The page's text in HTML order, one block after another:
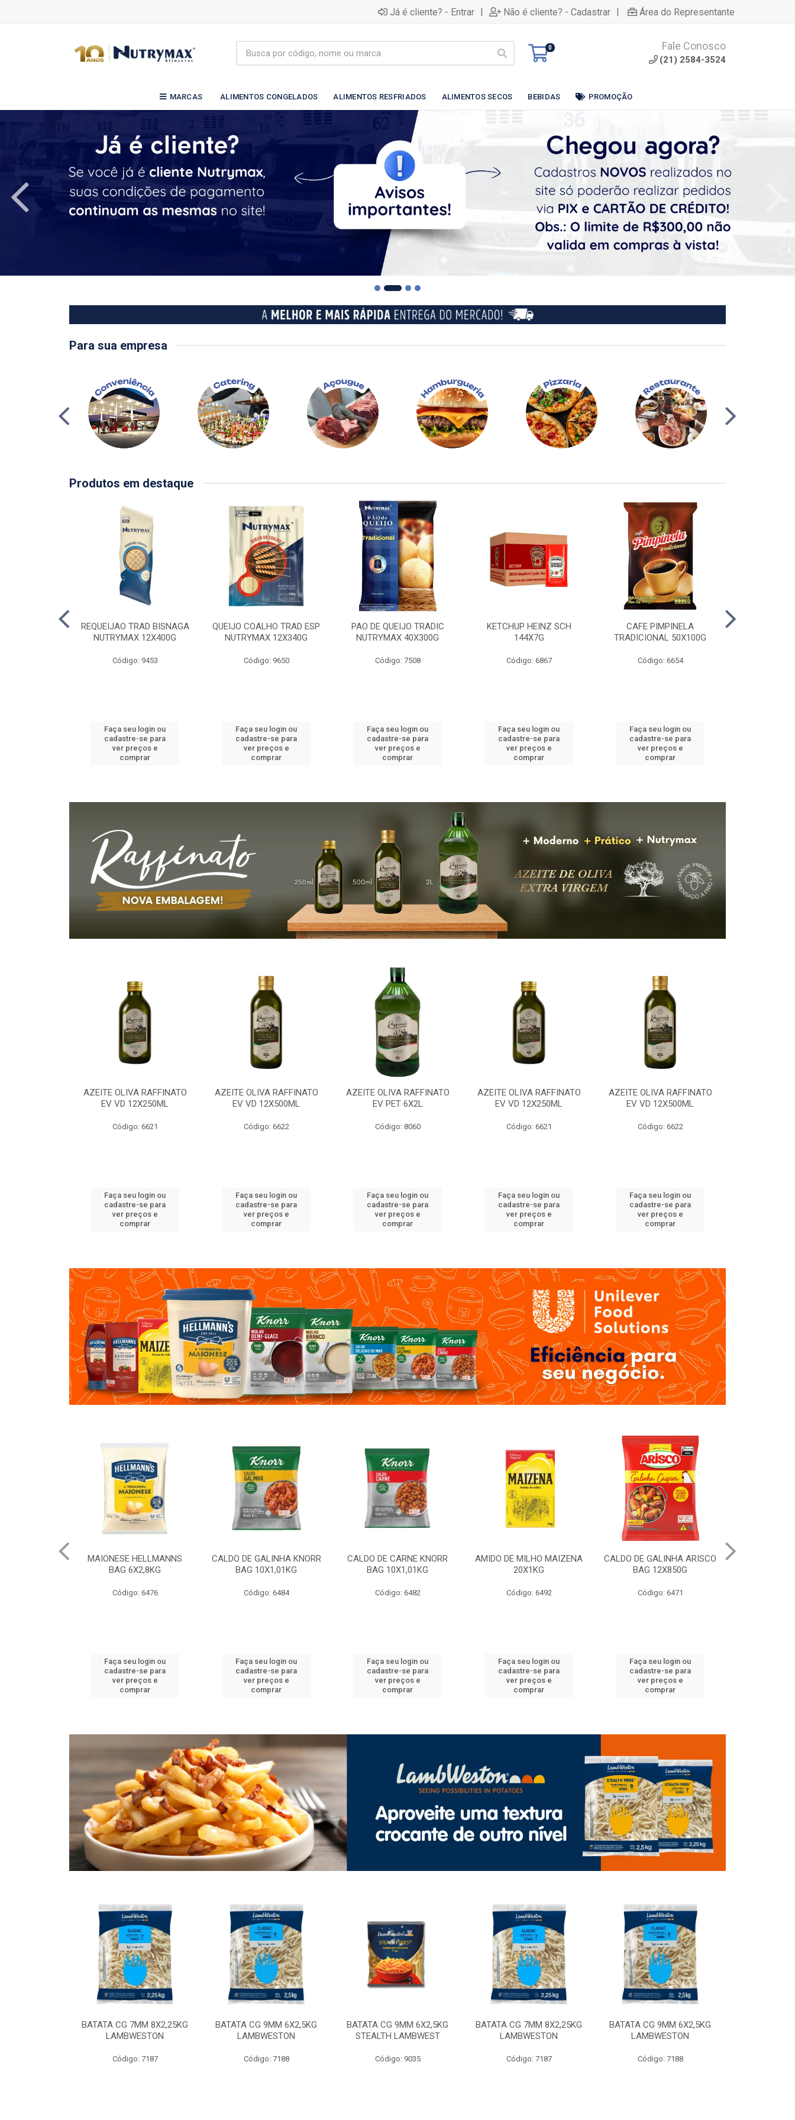
Já é cliente? - Entrar | Não é cliente? - Cadastrar | Área do Representante
0 Fale Conosco
(21) 2584-3524
MARCAS ALIMENTOS CONGELADOS ALIMENTOS RESFRIADOS ALIMENTOS SECOS BEBIDAS PROMOÇÃO
Para sua empresa
Produtos em destaque
REQUEIJAO TRAD BISNAGA
NUTRYMAX 12X400G
Código: 9453
Faça seu login ou
cadastre-se para
ver preços e
comprar
QUEIJO COALHO TRAD ESP
NUTRYMAX 12X340G
Código: 9650
Faça seu login ou
cadastre-se para
ver preços e
comprar
PAO DE QUEIJO TRADIC
NUTRYMAX 40X300G
Código: 7508
Faça seu login ou
cadastre-se para
ver preços e
comprar
KETCHUP HEINZ SCH
144X7G
Código: 6867
Faça seu login ou
cadastre-se para
ver preços e
comprar
CAFE PIMPINELA
TRADICIONAL 50X100G
Código: 6654
Faça seu login ou
cadastre-se para
ver preços e
comprar
AZEITE OLIVA RAFFINATO
EV VD 12X250ML
Código: 6621
Faça seu login ou
cadastre-se para
ver preços e
comprar
AZEITE OLIVA RAFFINATO
EV VD 12X500ML
Código: 6622
Faça seu login ou
cadastre-se para
ver preços e
comprar
AZEITE OLIVA RAFFINATO
EV PET 6X2L
Código: 8060
Faça seu login ou
cadastre-se para
ver preços e
comprar
AZEITE OLIVA RAFFINATO
EV VD 12X250ML
Código: 6621
Faça seu login ou
cadastre-se para
ver preços e
comprar
AZEITE OLIVA RAFFINATO
EV VD 12X500ML
Código: 6622
Faça seu login ou
cadastre-se para
ver preços e
comprar
MAIONESE HELLMANNS
BAG 6X2,8KG
Código: 6476
Faça seu login ou
cadastre-se para
ver preços e
comprar
CALDO DE GALINHA KNORR
BAG 10X1,01KG
Código: 6484
Faça seu login ou
cadastre-se para
ver preços e
comprar
CALDO DE CARNE KNORR
BAG 10X1,01KG
Código: 6482
Faça seu login ou
cadastre-se para
ver preços e
comprar
AMIDO DE MILHO MAIZENA
20X1KG
Código: 6492
Faça seu login ou
cadastre-se para
ver preços e
comprar
CALDO DE GALINHA ARISCO
BAG 12X850G
Código: 6471
Faça seu login ou
cadastre-se para
ver preços e
comprar
BATATA CG 7MM 8X2,25KG
LAMBWESTON
Código: 7187
BATATA CG 9MM 6X2,5KG
LAMBWESTON
Código: 7188
BATATA CG 9MM 6X2,5KG
STEALTH LAMBWEST
Código: 9035
BATATA CG 7MM 8X2,25KG
LAMBWESTON
Código: 7187
BATATA CG 9MM 6X2,5KG
LAMBWESTON
Código: 7188